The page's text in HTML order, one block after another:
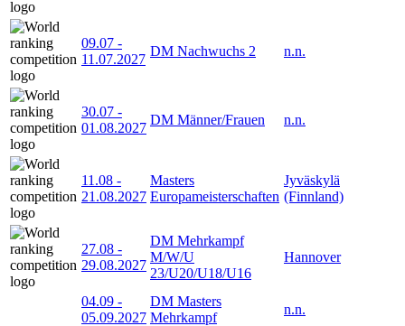
09.07 -
11.07.2027
DM Nachwuchs 2 n.n.
30.07 -
01.08.2027
DM Männer/Frauen n.n.
11.08 -
21.08.2027
Masters
Europameisterschaften
Jyväskylä
(Finnland)
27.08 -
29.08.2027
DM Mehrkampf
M/W/U
23/U20/U18/U16
Hannover
04.09 -
05.09.2027
DM Masters
Mehrkampf
n.n.